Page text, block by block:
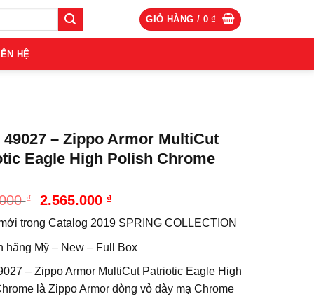
GIỎ HÀNG / 0₫
HỆ
– Zippo Armor MultiCut
Eagle High Polish Chrome
₫
Giá
là:
2.850.000 ₫.
2.565.000 ₫Giá
tại
là:
2.565.000 ₫.
trong Catalog 2019 SPRING COLLECTION
hãng Mỹ – New – Full Box
– Zippo Armor MultiCut Patriotic Eagle High
là Zippo Armor dòng vỏ dày mạ Chrome